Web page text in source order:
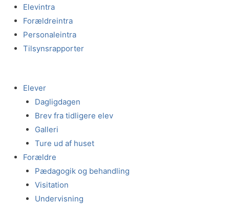
indholdet
Elevintra
Forældreintra
Personaleintra
Tilsynsrapporter
Elever
Dagligdagen
Brev fra tidligere elev
Galleri
Ture ud af huset
Forældre
Pædagogik og behandling
Visitation
Undervisning